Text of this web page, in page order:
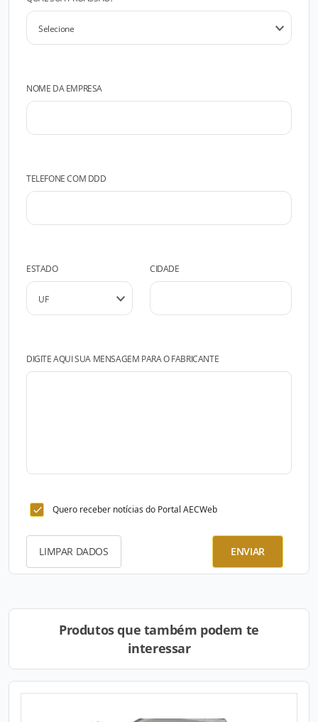
NOME DA EMPRESA
TELEFONE COM DDD
ESTADO CIDADE
DIGITE AQUI SUA MENSAGEM PARA O FABRICANTE
Quero receber notícias do Portal AECWeb
LIMPAR DADOS ENVIAR
Produtos que também podem te
interessar